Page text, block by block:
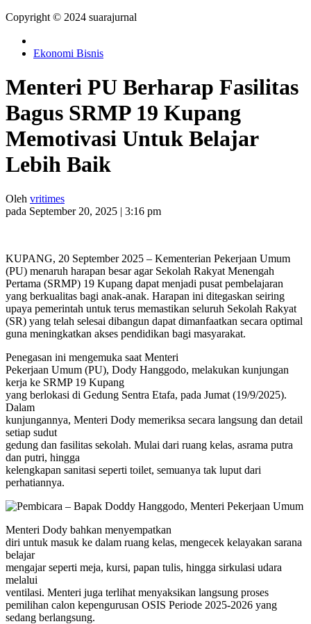
Copyright © 2024 suarajurnal
Ekonomi Bisnis
Menteri PU Berharap Fasilitas
Bagus SRMP 19 Kupang
Memotivasi Untuk Belajar
Lebih Baik
Oleh vritimes
pada September 20, 2025 | 3:16 pm
KUPANG, 20 September 2025 – Kementerian Pekerjaan Umum
(PU) menaruh harapan besar agar Sekolah Rakyat Menengah
Pertama (SRMP) 19 Kupang dapat menjadi pusat pembelajaran
yang berkualitas bagi anak-anak. Harapan ini ditegaskan seiring
upaya pemerintah untuk terus memastikan seluruh Sekolah Rakyat
(SR) yang telah selesai dibangun dapat dimanfaatkan secara optimal
guna meningkatkan akses pendidikan bagi masyarakat.
Penegasan ini mengemuka saat Menteri
Pekerjaan Umum (PU), Dody Hanggodo, melakukan kunjungan
kerja ke SRMP 19 Kupang
yang berlokasi di Gedung Sentra Etafa, pada Jumat (19/9/2025).
Dalam
kunjungannya, Menteri Dody memeriksa secara langsung dan detail
setiap sudut
gedung dan fasilitas sekolah. Mulai dari ruang kelas, asrama putra
dan putri, hingga
kelengkapan sanitasi seperti toilet, semuanya tak luput dari
perhatiannya.
Menteri Dody bahkan menyempatkan
diri untuk masuk ke dalam ruang kelas, mengecek kelayakan sarana
belajar
mengajar seperti meja, kursi, papan tulis, hingga sirkulasi udara
melalui
ventilasi. Menteri juga terlihat menyaksikan langsung proses
pemilihan calon kepengurusan OSIS Periode 2025-2026 yang
sedang berlangsung.